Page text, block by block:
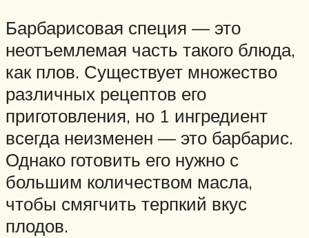
Барбарисовая специя — это
неотъемлемая часть такого блюда,
как плов. Существует множество
различных рецептов его
приготовления, но 1 ингредиент
всегда неизменен — это барбарис.
Однако готовить его нужно с
большим количеством масла,
чтобы смягчить терпкий вкус
плодов.